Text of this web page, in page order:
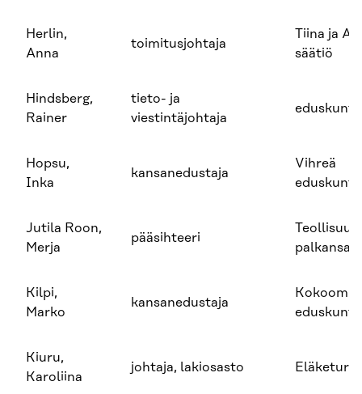
Herlin,
Anna
toimitusjohtaja
Tiina ja
säätiö
Hindsberg,
Rainer
tieto- ja
viestintäjohtaja
Hopsu,
Inka
kansanedustaja
Vihreä
Jutila Roon,
Merja
pääsihteeri
Kilpi,
Marko
kansanedustaja
Kiuru,
Karoliina
johtaja, lakiosasto